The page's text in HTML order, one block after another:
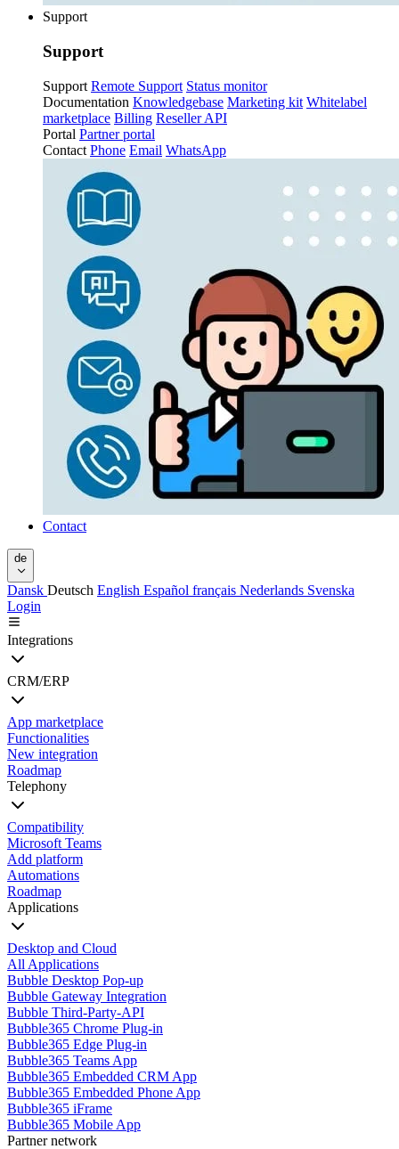
Support
Support
Support Remote Support Status monitor
Documentation Knowledgebase Marketing kit Whitelabel
marketplace Billing Reseller API
Portal Partner portal
Contact Phone Email WhatsApp
Contact
de
Dansk Deutsch English Español français Nederlands Svenska
Login
Integrations
CRM/ERP
App marketplace
Functionalities
New integration
Roadmap
Telephony
Compatibility
Microsoft Teams
Add platform
Automations
Roadmap
Applications
Desktop and Cloud
All Applications
Bubble Desktop Pop-up
Bubble Gateway Integration
Bubble Third-Party-API
Bubble365 Chrome Plug-in
Bubble365 Edge Plug-in
Bubble365 Teams App
Bubble365 Embedded CRM App
Bubble365 Embedded Phone App
Bubble365 iFrame
Bubble365 Mobile App
Partner network